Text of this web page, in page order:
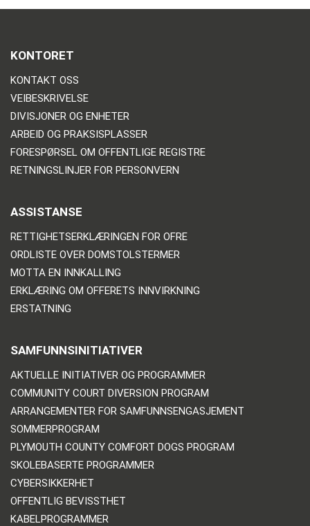
KONTORET
KONTAKT OSS
VEIBESKRIVELSE
DIVISJONER OG ENHETER
ARBEID OG PRAKSISPLASSER
FORESPØRSEL OM OFFENTLIGE REGISTRE
RETNINGSLINJER FOR PERSONVERN
ASSISTANSE
RETTIGHETSERKLÆRINGEN FOR OFRE
ORDLISTE OVER DOMSTOLSTERMER
MOTTA EN INNKALLING
ERKLÆRING OM OFFERETS INNVIRKNING
ERSTATNING
SAMFUNNSINITIATIVER
AKTUELLE INITIATIVER OG PROGRAMMER
COMMUNITY COURT DIVERSION PROGRAM
ARRANGEMENTER FOR SAMFUNNSENGASJEMENT
SOMMERPROGRAM
PLYMOUTH COUNTY COMFORT DOGS PROGRAM
SKOLEBASERTE PROGRAMMER
CYBERSIKKERHET
OFFENTLIG BEVISSTHET
KABELPROGRAMMER